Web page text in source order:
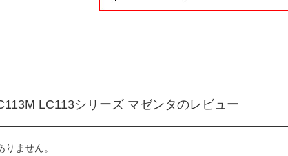
LC113シリーズ マゼンタのレビュー
ません。